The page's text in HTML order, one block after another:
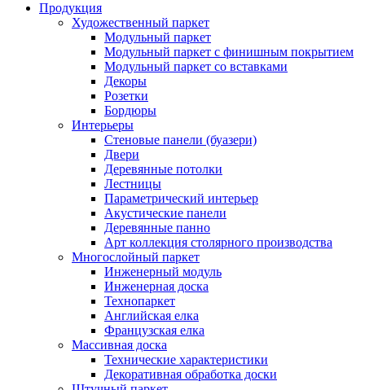
Продукция
Художественный паркет
Модульный паркет
Модульный паркет с финишным покрытием
Модульный паркет со вставками
Декоры
Розетки
Бордюры
Интерьеры
Стеновые панели (буазери)
Двери
Деревянные потолки
Лестницы
Параметрический интерьер
Акустические панели
Деревянные панно
Арт коллекция столярного производства
Многослойный паркет
Инженерный модуль
Инженерная доска
Технопаркет
Английская елка
Французская елка
Массивная доска
Технические характеристики
Декоративная обработка доски